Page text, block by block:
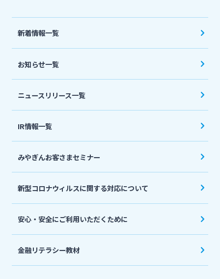
株主・投資家の皆さま
ニュースリリース一覧
採用情報
新着情報一覧
お知らせ一覧
ニュースリリース一覧
IR情報一覧
みやぎんお客さまセミナー
新型コロナウィルスに関する対応について
安心・安全にご利用いただくために
金融リテラシー教材